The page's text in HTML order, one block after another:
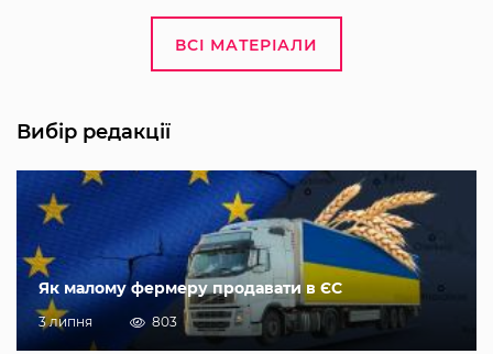
ВСІ МАТЕРІАЛИ
Вибір редакції
Як малому фермеру продавати в ЄС
3 липня 803